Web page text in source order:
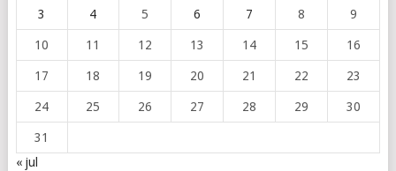
3 4 5 6 7 8 9
10 11 12 13 14 15 16
17 18 19 20 21 22 23
24 25 26 27 28 29 30
31
« jul